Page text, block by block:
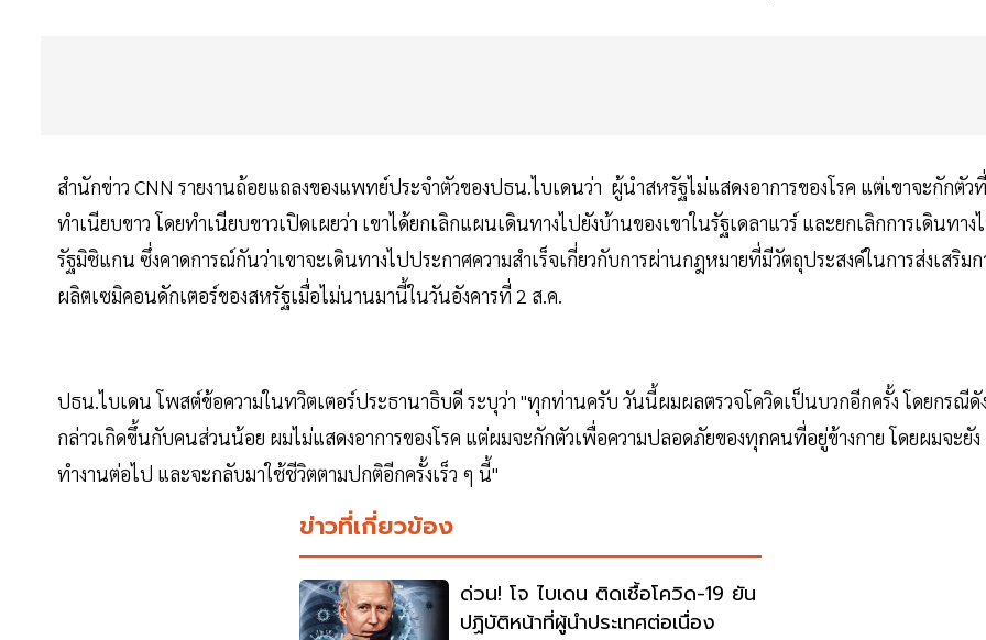
สำนักข่าว CNN รายงานถ้อยแถลงของแพทย์ประจำตัวของปธน.ไบเดนว่า ผู้นำสหรัฐไม่แสดงอาการของโรค แต่เขาจะกักตัวที่
ทำเนียบขาว โดยทำเนียบขาวเปิดเผยว่า เขาได้ยกเลิกแผนเดินทางไปยังบ้านของเขาในรัฐเดลาแวร์ และยกเลิกการเดินทาง
รัฐมิชิแกน ซึ่งคาดการณ์กันว่าเขาจะเดินทางไปประกาศความสำเร็จเกี่ยวกับการผ่านกฎหมายที่มีวัตถุประสงค์ในการส่งเสริมก
ผลิตเซมิคอนดักเตอร์ของสหรัฐเมื่อไม่นานมานี้ในวันอังคารที่ 2 ส.ค.
ปธน.ไบเดน โพสต์ข้อความในทวิตเตอร์ประธานาธิบดี ระบุว่า "ทุกท่านครับ วันนี้ผมผลตรวจโควิดเป็นบวกอีกครั้ง โดยกรณีดั
กล่าวเกิดขึ้นกับคนส่วนน้อย ผมไม่แสดงอาการของโรค แต่ผมจะกักตัวเพื่อความปลอดภัยของทุกคนที่อยู่ข้างกาย โดยผมจะยัง
ทำงานต่อไป และจะกลับมาใช้ชีวิตตามปกติอีกครั้งเร็ว ๆ นี้"
ข่าวที่เกี่ยวข้อง
ด่วน! โจ ไบเดน ติดเชื้อโควิด-19 ยัน
ปฏิบัติหน้าที่ผู้นำประเทศต่อเนื่อง